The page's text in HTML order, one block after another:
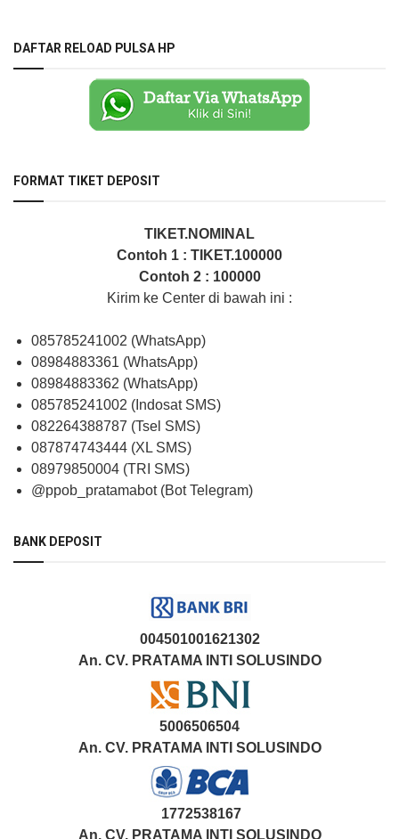
DAFTAR RELOAD PULSA HP
FORMAT TIKET DEPOSIT
TIKET.NOMINAL
Contoh 1 : TIKET.100000
Contoh 2 : 100000
Kirim ke Center di bawah ini :
085785241002 (WhatsApp)
08984883361 (WhatsApp)
08984883362 (WhatsApp)
085785241002 (Indosat SMS)
082264388787 (Tsel SMS)
087874743444 (XL SMS)
08979850004 (TRI SMS)
@ppob_pratamabot (Bot Telegram)
BANK DEPOSIT
004501001621302
An. CV. PRATAMA INTI SOLUSINDO
5006506504
An. CV. PRATAMA INTI SOLUSINDO
1772538167
An. CV. PRATAMA INTI SOLUSINDO